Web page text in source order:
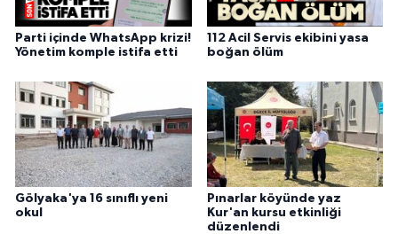
Parti içinde WhatsApp krizi!
Yönetim komple istifa etti
112 Acil Servis ekibini yasa
boğan ölüm
Gölyaka'ya 16 sınıflı yeni
okul
Pınarlar köyünde yaz
Kur'an kursu etkinliği
düzenlendi